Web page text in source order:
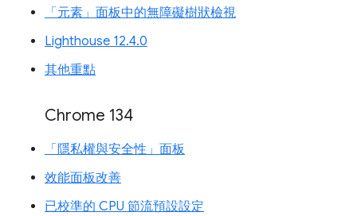
「元素」面板中的無障礙樹狀檢視
Lighthouse 12.4.0
其他重點
Chrome 134
「隱私權與安全性」面板
效能面板改善
已校準的 CPU 節流預設設定